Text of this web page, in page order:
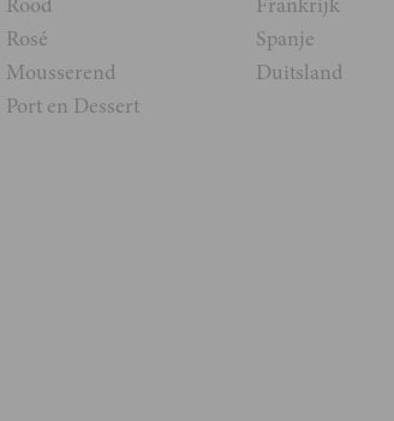
Rosé
Mousserend
Port en Dessert
Spanje
Duitsland